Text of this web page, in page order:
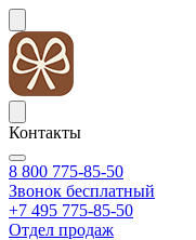
Контакты
8 800 775-85-50
Звонок бесплатный
+7 495 775-85-50
Отдел продаж